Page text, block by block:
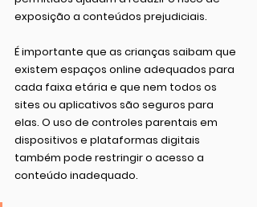
exposição a conteúdos prejudiciais.
É importante que as crianças saibam que
existem espaços online adequados para
cada faixa etária e que nem todos os
sites ou aplicativos são seguros para
elas. O uso de controles parentais em
dispositivos e plataformas digitais
também pode restringir o acesso a
conteúdo inadequado.